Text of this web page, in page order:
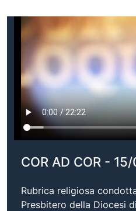
COR AD COR -
Rubrica religiosa
Presbitero della Diocesi